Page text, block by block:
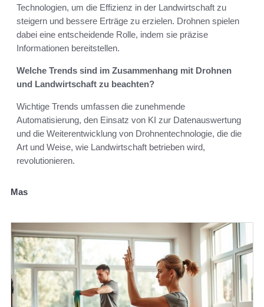
Technologien, um die Effizienz in der Landwirtschaft zu
steigern und bessere Erträge zu erzielen. Drohnen spielen
dabei eine entscheidende Rolle, indem sie präzise
Informationen bereitstellen.
Welche Trends sind im Zusammenhang mit Drohnen
und Landwirtschaft zu beachten?
Wichtige Trends umfassen die zunehmende
Automatisierung, den Einsatz von KI zur Datenauswertung
und die Weiterentwicklung von Drohnentechnologie, die die
Art und Weise, wie Landwirtschaft betrieben wird,
revolutionieren.
Mas